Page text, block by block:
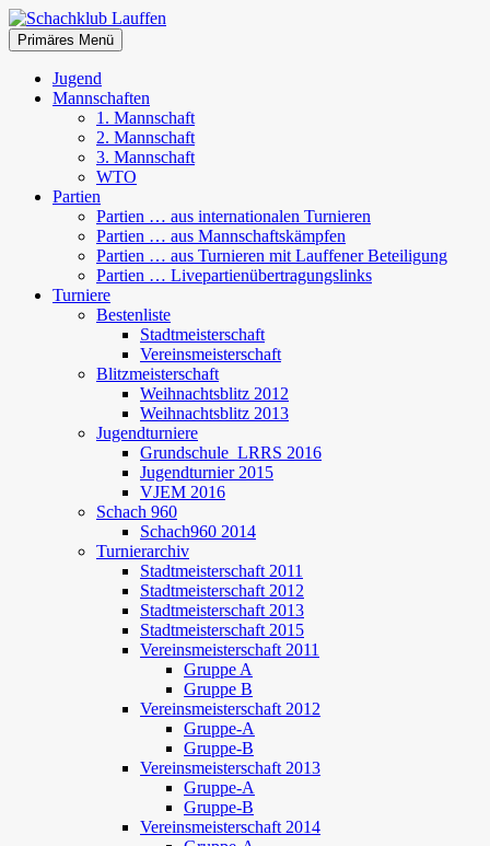
Zum
Inhalt
springen
Schachklub Lauffen
Suchen
Primäres Menü
Jugend
Mannschaften
1. Mannschaft
2. Mannschaft
3. Mannschaft
WTO
Partien
Partien … aus internationalen Turnieren
Partien … aus Mannschaftskämpfen
Partien … aus Turnieren mit Lauffener Beteiligung
Partien … Livepartienübertragungslinks
Turniere
Bestenliste
Stadtmeisterschaft
Vereinsmeisterschaft
Blitzmeisterschaft
Weihnachtsblitz 2012
Weihnachtsblitz 2013
Jugendturniere
Grundschule_LRRS 2016
Jugendturnier 2015
VJEM 2016
Schach 960
Schach960 2014
Turnierarchiv
Stadtmeisterschaft 2011
Stadtmeisterschaft 2012
Stadtmeisterschaft 2013
Stadtmeisterschaft 2015
Vereinsmeisterschaft 2011
Gruppe A
Gruppe B
Vereinsmeisterschaft 2012
Gruppe-A
Gruppe-B
Vereinsmeisterschaft 2013
Gruppe-A
Gruppe-B
Vereinsmeisterschaft 2014